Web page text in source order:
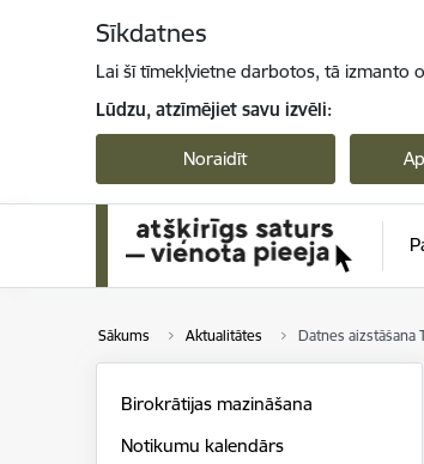
Sīkdatnes
Lai šī tīmekļvietne darbotos, tā izmanto
Lūdzu, atzīmējiet savu izvēli:
Noraidīt
Sākums Aktualitātes Datnes aizstāšana
Birokrātijas mazināšana
Notikumu kalendārs